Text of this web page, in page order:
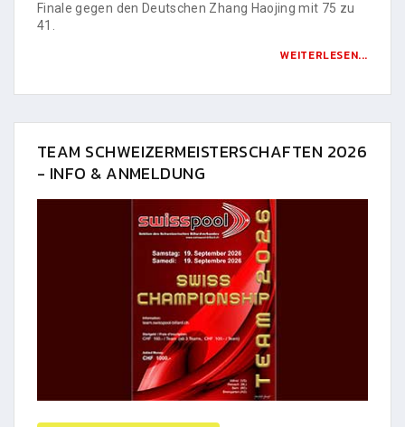
Finale gegen den Deutschen Zhang Haojing mit 75 zu
41.
WEITERLESEN...
TEAM SCHWEIZERMEISTERSCHAFTEN 2026
- INFO & ANMELDUNG